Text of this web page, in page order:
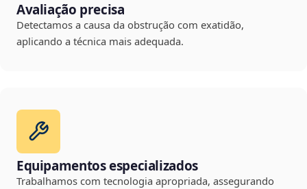
Avaliação precisa
Detectamos a causa da obstrução com exatidão,
aplicando a técnica mais adequada.
Equipamentos especializados
Trabalhamos com tecnologia apropriada, assegurando